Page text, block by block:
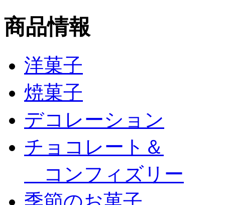
商品情報
洋菓子
焼菓子
デコレーション
チョコレート＆
コンフィズリー